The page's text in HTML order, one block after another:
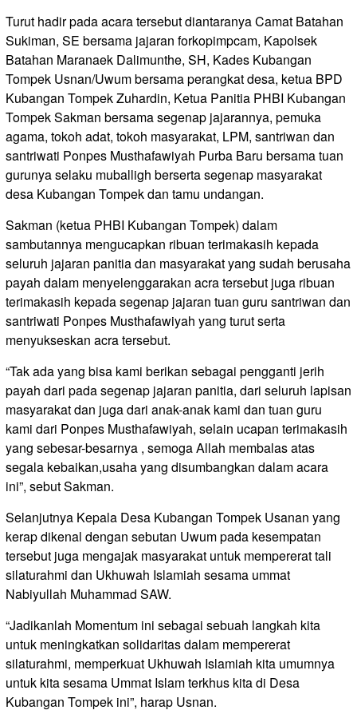
Turut hadir pada acara tersebut diantaranya Camat Batahan
Sukiman, SE bersama jajaran forkopimpcam, Kapolsek
Batahan Maranaek Dalimunthe, SH, Kades Kubangan
Tompek Usnan/Uwum bersama perangkat desa, ketua BPD
Kubangan Tompek Zuhardin, Ketua Panitia PHBI Kubangan
Tompek Sakman bersama segenap jajarannya, pemuka
agama, tokoh adat, tokoh masyarakat, LPM, santriwan dan
santriwati Ponpes Musthafawiyah Purba Baru bersama tuan
gurunya selaku muballigh berserta segenap masyarakat
desa Kubangan Tompek dan tamu undangan.
Sakman (ketua PHBI Kubangan Tompek) dalam
sambutannya mengucapkan ribuan terimakasih kepada
seluruh jajaran panitia dan masyarakat yang sudah berusaha
payah dalam menyelenggarakan acra tersebut juga ribuan
terimakasih kepada segenap jajaran tuan guru santriwan dan
santriwati Ponpes Musthafawiyah yang turut serta
menyukseskan acra tersebut.
“Tak ada yang bisa kami berikan sebagai pengganti jerih
payah dari pada segenap jajaran panitia, dari seluruh lapisan
masyarakat dan juga dari anak-anak kami dan tuan guru
kami dari Ponpes Musthafawiyah, selain ucapan terimakasih
yang sebesar-besarnya , semoga Allah membalas atas
segala kebaikan,usaha yang disumbangkan dalam acara
ini”, sebut Sakman.
Selanjutnya Kepala Desa Kubangan Tompek Usanan yang
kerap dikenal dengan sebutan Uwum pada kesempatan
tersebut juga mengajak masyarakat untuk mempererat tali
silaturahmi dan Ukhuwah Islamiah sesama ummat
Nabiyullah Muhammad SAW.
“Jadikanlah Momentum ini sebagai sebuah langkah kita
untuk meningkatkan solidaritas dalam mempererat
silaturahmi, memperkuat Ukhuwah Islamiah kita umumnya
untuk kita sesama Ummat Islam terkhus kita di Desa
Kubangan Tompek ini”, harap Usnan.